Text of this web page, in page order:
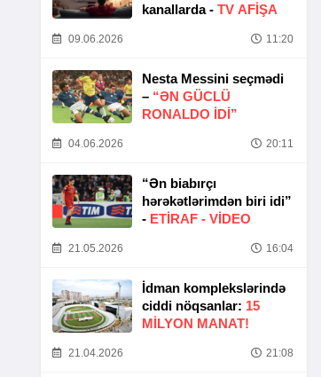
kanallarda - TV AFİŞA
09.06.2026 11:20
Nesta Messini seçmədi
– “ƏN GÜCLÜ
RONALDO IDI”
04.06.2026 20:11
“Ən biabırçı
hərəkətlərimdən biri idi”
- ETIRAF - VİDEO
21.05.2026 16:04
İdman komplekslərində
ciddi nöqsanlar: 15
MILYON MANAT!
21.04.2026 21:08